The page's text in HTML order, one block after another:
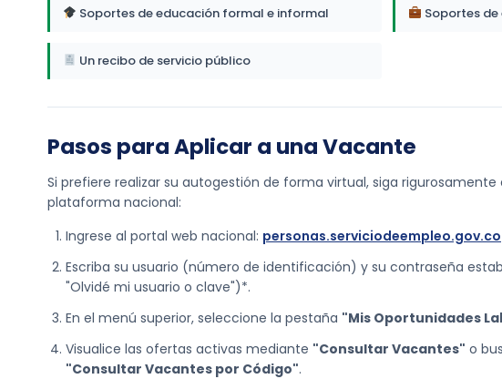
Soportes de educación formal e informal Soportes
Un recibo de servicio público
Pasos para Aplicar a una Vacante
Si prefiere realizar su autogestión de forma virtual, siga rigurosamente
plataforma nacional:
Ingrese al portal web nacional: personas.serviciodeempleo.gov.co
Escriba su usuario (número de identificación) y su contraseña
"Olvidé mi usuario o clave")*.
En el menú superior, seleccione la pestaña "Mis Oportunidades
Visualice las ofertas activas mediante "Consultar Vacantes" o
"Consultar Vacantes por Código".